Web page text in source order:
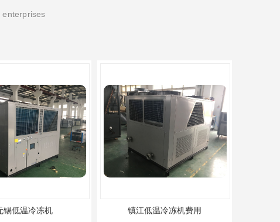
enterprises
锡低温冷冻机 镇江低温冷冻机费用